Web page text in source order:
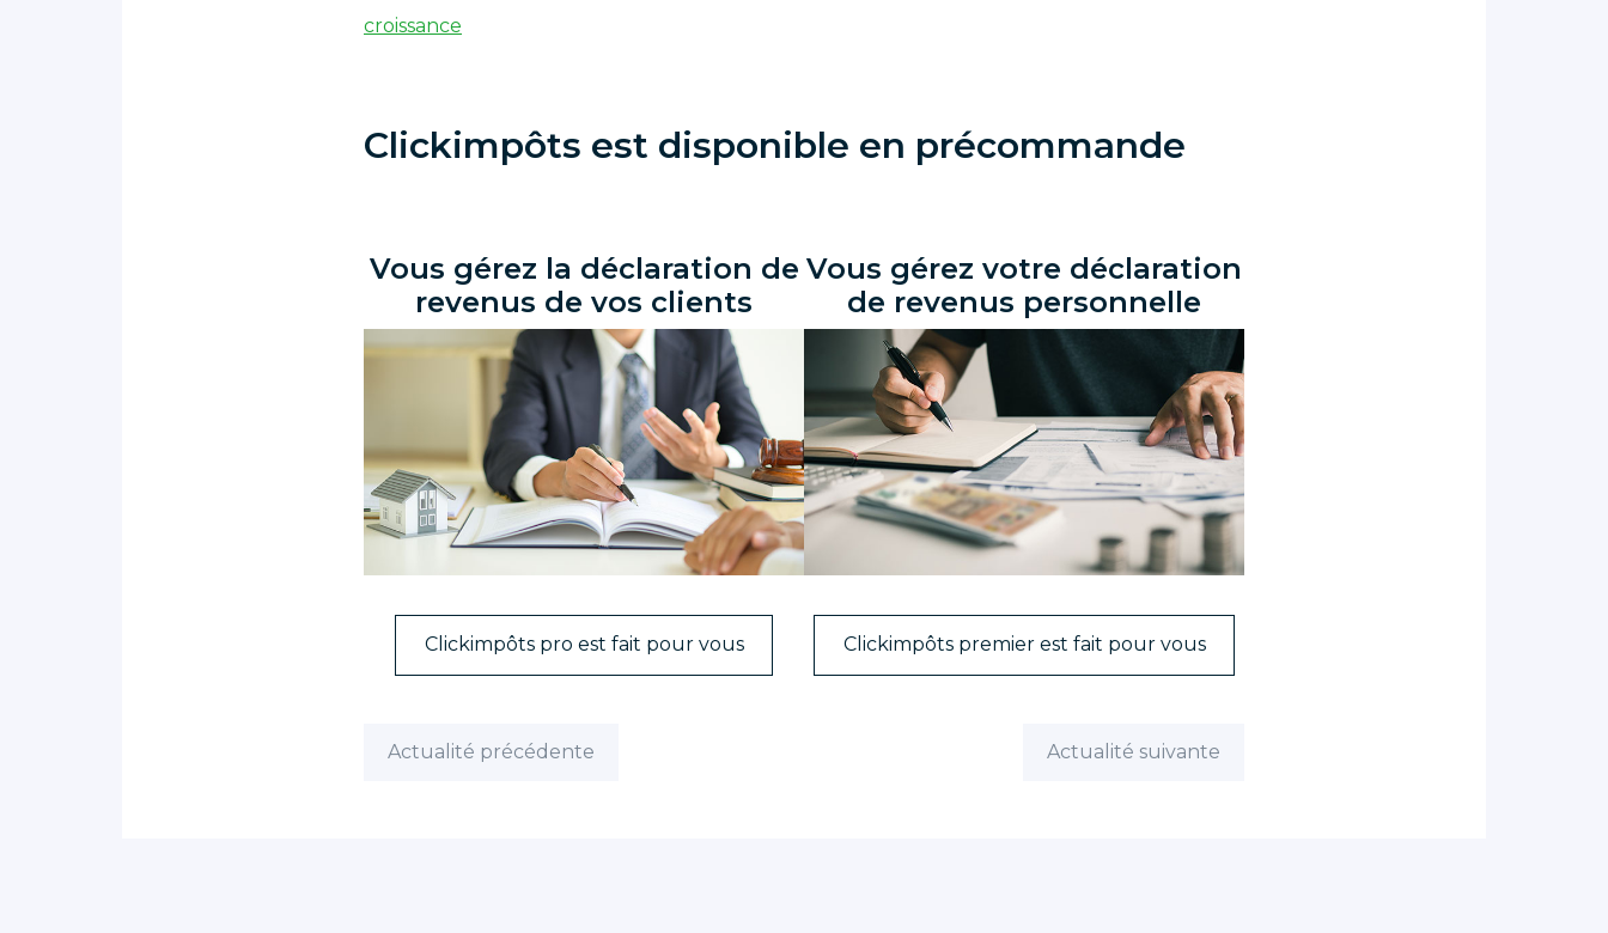
croissance
Clickimpôts est disponible en précommande
Vous gérez la déclaration de
revenus de vos clients
Clickimpôts pro est fait pour vous
Vous gérez votre déclaration
de revenus personnelle
Clickimpôts premier est fait pour vous
Actualité précédente Actualité suivante